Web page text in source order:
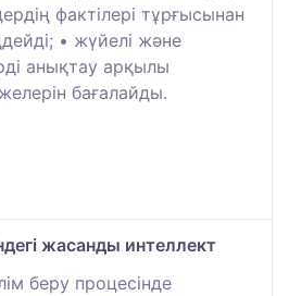
фактілері тұрғысынан
• жүйелі және
анықтау арқылы
бағалайды.
жасанды интеллект
беру процесінде